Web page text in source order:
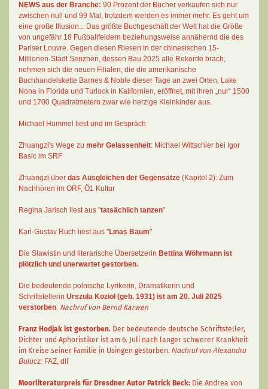
NEWS aus der Branche: 90 Prozent der Bücher verkaufen sich nur
zwischen null und 99 Mal , trotzdem werden es immer mehr. Es geht um
eine große Illusion... Das größte Buchgeschäft der Welt hat die Größe
von ungefähr 18 Fußballfeldern beziehungsweise annähernd die des
Pariser Louvre. Gegen diesen Riesen in der chinesischen 15-
Millionen-Stadt Senzhen, dessen Bau 2025 alle Rekorde brach,
nehmen sich die neuen Filialen, die die amerikanische
Buchhandelskette Barnes & Noble dieser Tage an zwei Orten, Lake
Nona in Florida und Turlock in Kalifornien, eröffnet, mit ihren „nur“ 1500
und 1700 Quadratmetern zwar wie herzige Kleinkinder aus.
Michael Hummel liest und im Gespräch
Zhuangzi's Wege zu mehr Gelassenheit: Michael Wittschier bei Igor
Basic im SRF
Zhuangzi über das Ausgleichen der Gegensätze (Kapitel 2): Zum
Nachhören im ORF, Ö1 Kultur
Regina Jarisch liest aus "tatsächlich tanzen"
Karl-Gustav Ruch liest aus "Linas Baum"
Die Slawistin und literarische Übersetzerin Bettina Wöhrmann ist
plötzlich und unerwartet gestorben.
Die bedeutende polnische Lyrikerin, Dramatikerin und
Schriftstellerin Urszula Kozioł (geb. 1931) ist am 20. Juli 2025
verstorben. Nachruf von Bernd Karwen
Franz Hodjak ist gestorben. Der bedeutende deutsche Schriftsteller,
Dichter und Aphoristiker ist am 6. Juli nach langer schwerer Krankheit
im Kreise seiner Familie in Usingen gestorben. Nachruf von Alexandru
Bulucz: FAZ, dlf
Moorliteraturpreis für Dresdner Autor Patrick Beck: Die Andrea von